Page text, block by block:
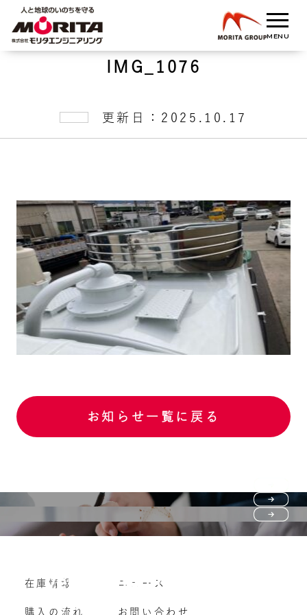
IMG_1076
更新日：2025.10.17
お知らせ一覧に戻る
購入の流れ
よくいただくご質問
Vehicle purchase
車両買い取り
在庫情報
購入の流れ
ニュース
お問い合わせ